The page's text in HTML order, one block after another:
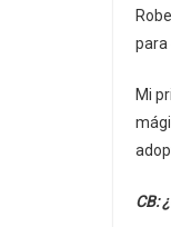
para
Mi
CB: